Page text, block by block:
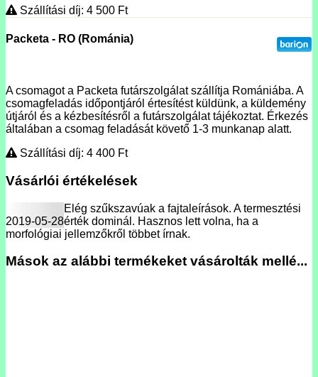
Szállítási díj: 4 500 Ft
Packeta - RO (Románia)
A csomagot a Packeta futárszolgálat szállítja Romániába. A
csomagfeladás időpontjáról értesítést küldünk, a küldemény
útjáról és a kézbesítésről a futárszolgálat tájékoztat. Érkezés
általában a csomag feladását követő 1-3 munkanap alatt.
Szállítási díj: 4 400 Ft
Vásárlói értékelések
2019-05-28
Elég szűkszavúak a fajtaleírások. A termesztési
érték dominál. Hasznos lett volna, ha a
morfológiai jellemzőkről többet írnak.
Mások az alábbi termékeket vásárolták mellé...